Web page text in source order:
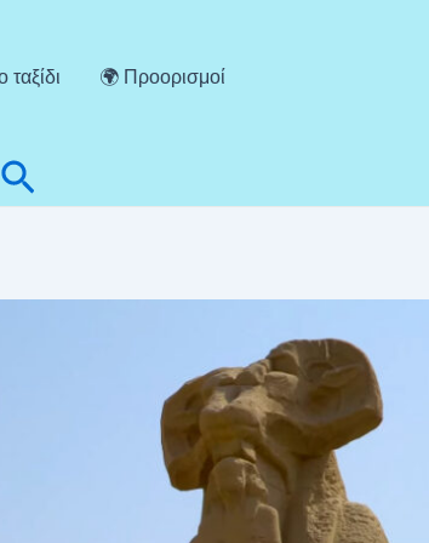
ταξίδι 🌍 Προορισμοί
Αναζήτηση